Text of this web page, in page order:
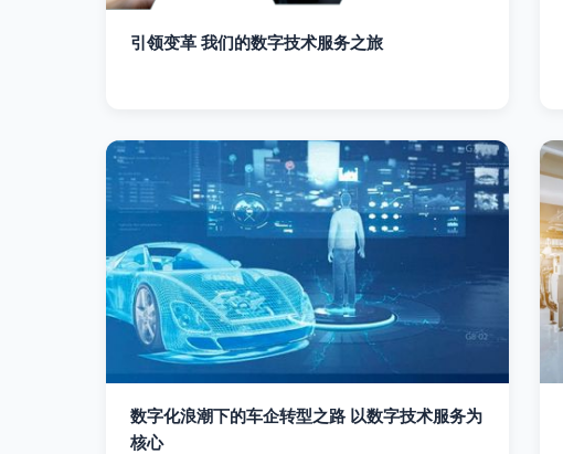
引领变革 我们的数字技术服务之旅
数字化浪潮下的车企转型之路 以数字技术服务为
核心